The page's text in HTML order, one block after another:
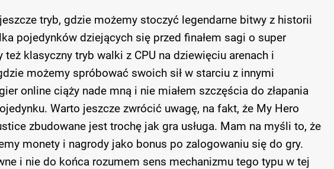
tryb, gdzie możemy stoczyć legendarne bitwy z historii
pojedynków dziejących się przed finałem sagi o super
też klasyczny tryb walki z CPU na dziewięciu arenach i
możemy spróbować swoich sił w starciu z innymi
online ciąży nade mną i nie miałem szczęścia do złapania
Warto jeszcze zwrócić uwagę, na fakt, że My Hero
zbudowane jest trochę jak gra usługa. Mam na myśli to, że
monety i nagrody jako bonus po zalogowaniu się do gry.
i nie do końca rozumem sens mechanizmu tego typu w tej